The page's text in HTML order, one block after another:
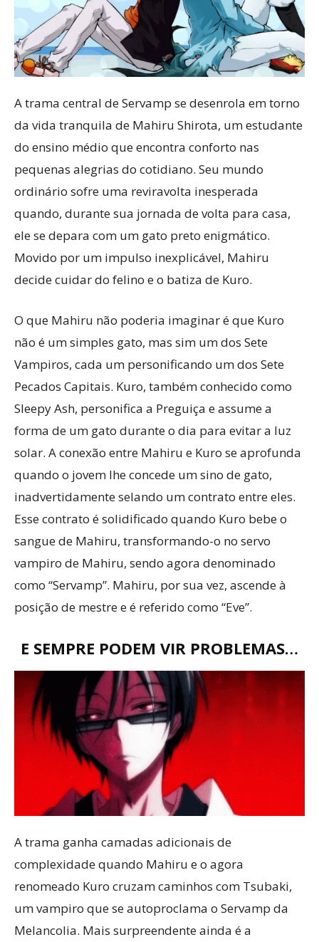
A trama central de Servamp se desenrola em torno
da vida tranquila de Mahiru Shirota, um estudante
do ensino médio que encontra conforto nas
pequenas alegrias do cotidiano. Seu mundo
ordinário sofre uma reviravolta inesperada
quando, durante sua jornada de volta para casa,
ele se depara com um gato preto enigmático.
Movido por um impulso inexplicável, Mahiru
decide cuidar do felino e o batiza de Kuro.
O que Mahiru não poderia imaginar é que Kuro
não é um simples gato, mas sim um dos Sete
Vampiros, cada um personificando um dos Sete
Pecados Capitais. Kuro, também conhecido como
Sleepy Ash, personifica a Preguiça e assume a
forma de um gato durante o dia para evitar a luz
solar. A conexão entre Mahiru e Kuro se aprofunda
quando o jovem lhe concede um sino de gato,
inadvertidamente selando um contrato entre eles.
Esse contrato é solidificado quando Kuro bebe o
sangue de Mahiru, transformando-o no servo
vampiro de Mahiru, sendo agora denominado
como “Servamp”. Mahiru, por sua vez, ascende à
posição de mestre e é referido como “Eve”.
E SEMPRE PODEM VIR PROBLEMAS…
A trama ganha camadas adicionais de
complexidade quando Mahiru e o agora
renomeado Kuro cruzam caminhos com Tsubaki,
um vampiro que se autoproclama o Servamp da
Melancolia. Mais surpreendente ainda é a